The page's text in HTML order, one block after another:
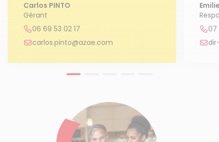
Carlos PINTO
Gérant
06 69 53 02 17
carlos.pinto@azae.com
07